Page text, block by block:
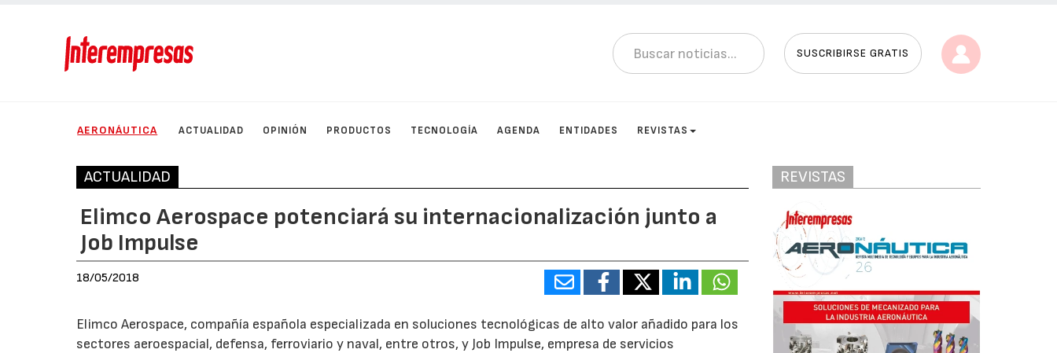
SUSCRIBIRSE GRATIS
AERONÁUTICA ACTUALIDAD OPINIÓN PRODUCTOS TECNOLOGÍA AGENDA ENTIDADES REVISTAS
ACTUALIDAD
Elimco Aerospace potenciará su internacionalización junto a
Job Impulse
18/05/2018
Elimco Aerospace, compañía española especializada en soluciones tecnológicas de alto valor añadido para los
sectores aeroespacial, defensa, ferroviario y naval, entre otros, y Job Impulse, empresa de servicios
REVISTAS